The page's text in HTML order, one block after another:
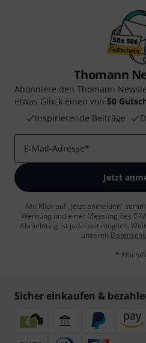
Thomann
Abonniere den Thomann
etwas Glück einen von 50
Inspirierende Beiträge
E-Mail-Adresse*
Jetzt
Mit Klick auf „Jetzt anmelden“
Werbung und einer Messung des E-
Abmeldung ist jederzeit möglich.
unseren
*
Sicher einkaufen &